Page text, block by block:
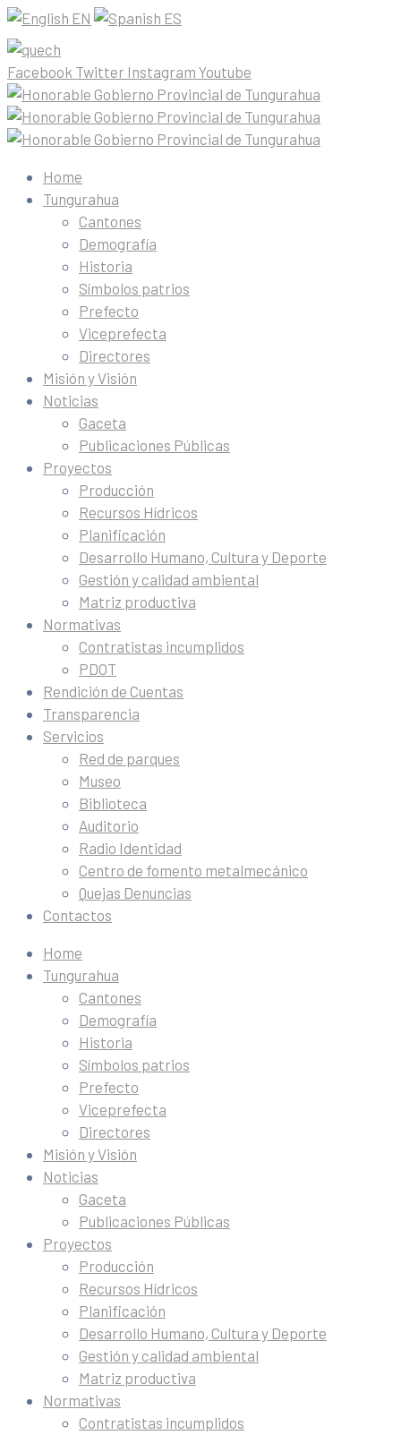
EN ES
Facebook Twitter Instagram Youtube
Home
Tungurahua
Cantones
Demografía
Historia
Símbolos patrios
Prefecto
Viceprefecta
Directores
Misión y Visión
Noticias
Gaceta
Publicaciones Públicas
Proyectos
Producción
Recursos Hídricos
Planificación
Desarrollo Humano, Cultura y Deporte
Gestión y calidad ambiental
Matriz productiva
Normativas
Contratistas incumplidos
PDOT
Rendición de Cuentas
Transparencia
Servicios
Red de parques
Museo
Biblioteca
Auditorio
Radio Identidad
Centro de fomento metalmecánico
Quejas Denuncias
Contactos
Home
Tungurahua
Cantones
Demografía
Historia
Símbolos patrios
Prefecto
Viceprefecta
Directores
Misión y Visión
Noticias
Gaceta
Publicaciones Públicas
Proyectos
Producción
Recursos Hídricos
Planificación
Desarrollo Humano, Cultura y Deporte
Gestión y calidad ambiental
Matriz productiva
Normativas
Contratistas incumplidos